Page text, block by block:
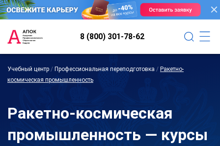
8 (800) 301-78-62
Учебный центр / Профессиональная переподготовка / Ракетно-
космическая промышленность
Ракетно-космическая
промышленность — курсы